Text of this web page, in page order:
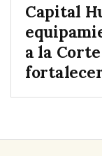
Capital
a la